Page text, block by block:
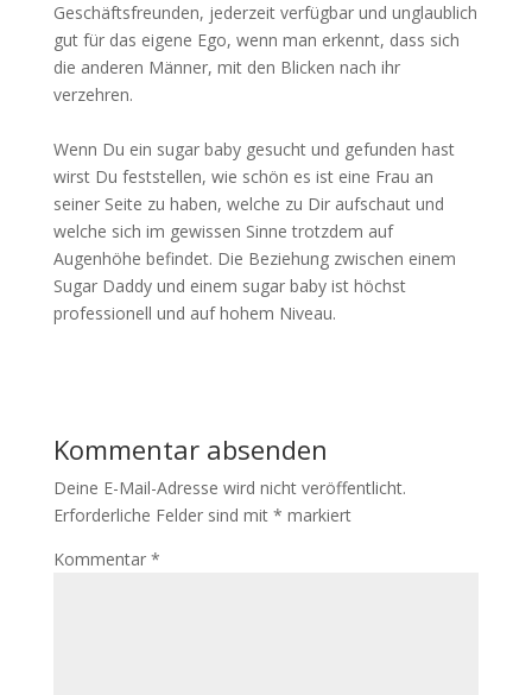
Geschäftsfreunden, jederzeit verfügbar und unglaublich
gut für das eigene Ego, wenn man erkennt, dass sich
die anderen Männer, mit den Blicken nach ihr
verzehren.
Wenn Du ein sugar baby gesucht und gefunden hast
wirst Du feststellen, wie schön es ist eine Frau an
seiner Seite zu haben, welche zu Dir aufschaut und
welche sich im gewissen Sinne trotzdem auf
Augenhöhe befindet. Die Beziehung zwischen einem
Sugar Daddy und einem sugar baby ist höchst
professionell und auf hohem Niveau.
Kommentar absenden
Deine E-Mail-Adresse wird nicht veröffentlicht.
Erforderliche Felder sind mit * markiert
Kommentar *